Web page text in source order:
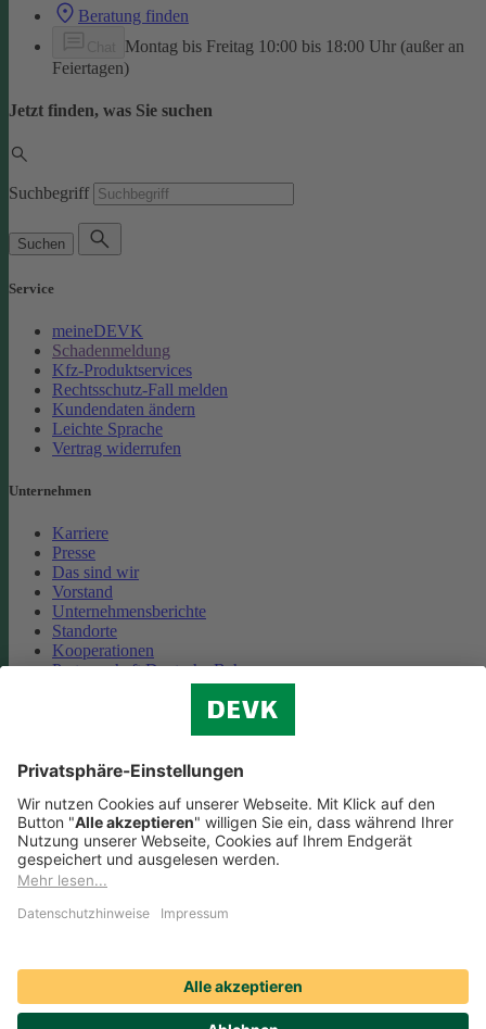
Beratung finden
Montag bis Freitag 10:00 bis 18:00 Uhr (außer an
Feiertagen)
Jetzt finden, was Sie suchen
Suchbegriff
Suchen
Service
meineDEVK
Schadenmeldung
Kfz-Produktservices
Rechtsschutz-Fall melden
Kundendaten ändern
Leichte Sprache
Vertrag widerrufen
Unternehmen
Karriere
Presse
Das sind wir
Vorstand
Unternehmensberichte
Standorte
Kooperationen
Partnerschaft Deutsche Bahn
Cookie-Einstellungen
Datenschutz
Impressum
Streitbeilegung
Nutzungshinweise
Compliance
Social Media Icons sowie Verlinkungen, die mit